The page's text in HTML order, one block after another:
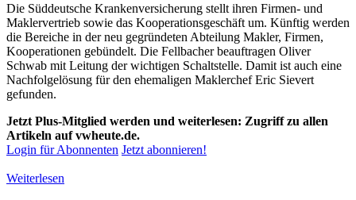
Die Süddeutsche Krankenversicherung stellt ihren Firmen- und
Maklervertrieb sowie das Kooperationsgeschäft um. Künftig werden
die Bereiche in der neu gegründeten Abteilung Makler, Firmen,
Kooperationen gebündelt. Die Fellbacher beauftragen Oliver
Schwab mit Leitung der wichtigen Schaltstelle. Damit ist auch eine
Nachfolgelösung für den ehemaligen Maklerchef Eric Sievert
gefunden.
Jetzt Plus-Mitglied werden und weiterlesen: Zugriff zu allen
Artikeln auf vwheute.de.
Login für Abonnenten Jetzt abonnieren!
Weiterlesen